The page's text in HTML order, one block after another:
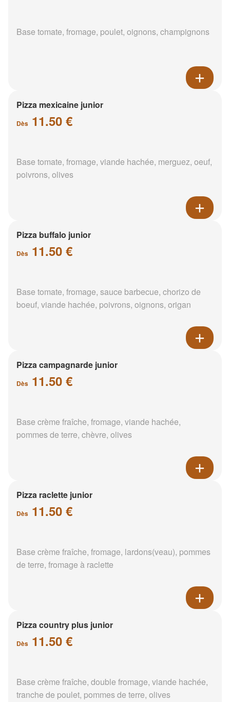
Base tomate, fromage, poulet, oignons, champignons
Pizza mexicaine junior
Dès 11.50 €
Base tomate, fromage, viande hachée, merguez, oeuf,
poivrons, olives
Pizza buffalo junior
Dès 11.50 €
Base tomate, fromage, sauce barbecue, chorizo de
boeuf, viande hachée, poivrons, oignons, origan
Pizza campagnarde junior
Dès 11.50 €
Base crème fraîche, fromage, viande hachée,
pommes de terre, chèvre, olives
Pizza raclette junior
Dès 11.50 €
Base crème fraîche, fromage, lardons(veau), pommes
de terre, fromage à raclette
Pizza country plus junior
Dès 11.50 €
Base crème fraîche, double fromage, viande hachée,
tranche de poulet, pommes de terre, olives